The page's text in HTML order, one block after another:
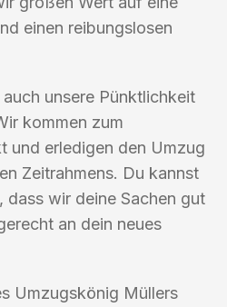
einen reibungslosen
unsere Pünktlichkeit
kommen zum
und erledigen den Umzug
Zeitrahmens. Du kannst
dass wir deine Sachen gut
an dein neues
Umzugskönig Müllers